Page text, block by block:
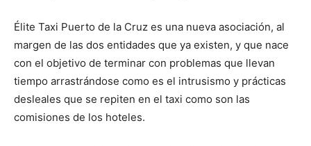
Élite Taxi Puerto de la Cruz es una nueva asociación, al
margen de las dos entidades que ya existen, y que nace
con el objetivo de terminar con problemas que llevan
tiempo arrastrándose como es el intrusismo y prácticas
desleales que se repiten en el taxi como son las
comisiones de los hoteles.